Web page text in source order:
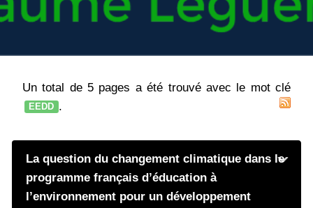
Un total de 5 pages a été trouvé avec le mot clé
EEDD .
La question du changement climatique dans le
programme français d’éducation à
l’environnement pour un développement